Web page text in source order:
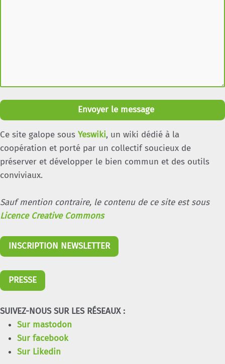
Envoyer le message
Ce site galope sous Yeswiki, un wiki dédié à la
coopération et porté par un collectif soucieux de
préserver et développer le bien commun et des outils
conviviaux.
Sauf mention contraire, le contenu de ce site est sous
Licence Creative Commons
INSCRIPTION NEWSLETTER
PRESSE
SUIVEZ-NOUS SUR LES RÉSEAUX :
Sur mastodon
Sur facebook
Sur Likedin